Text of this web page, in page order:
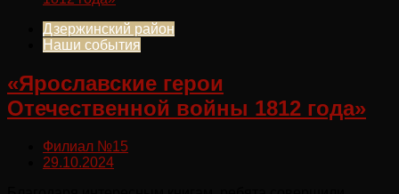
Дзержинский район
Наши события
«Ярославские герои
Отечественной войны 1812 года»
Филиал №15
29.10.2024